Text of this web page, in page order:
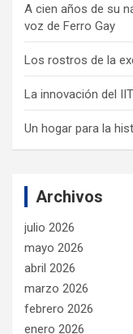
A cien años de su
voz de Ferro Gay
Los rostros de la
La innovación del
Un hogar para la
Archivos
julio 2026
mayo 2026
abril 2026
marzo 2026
febrero 2026
enero 2026